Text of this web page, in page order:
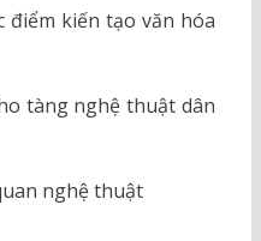
kiến tạo văn hóa
tàng nghệ thuật dân
nghệ thuật